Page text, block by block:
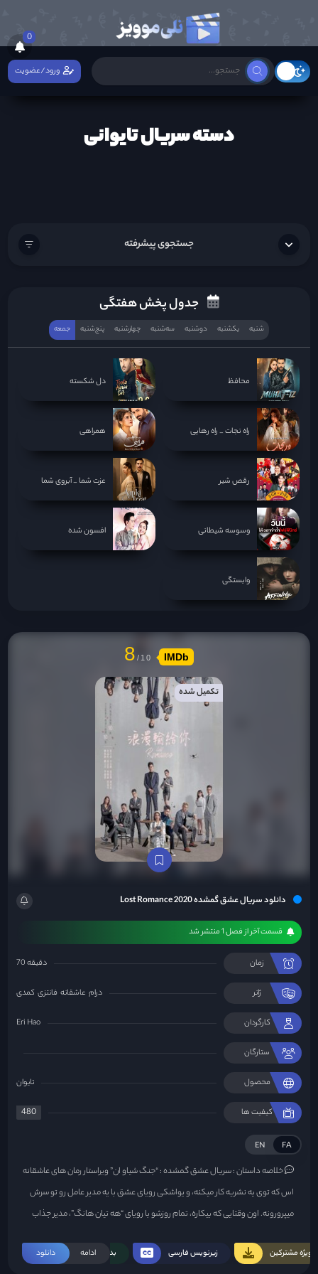
0
ورود/عضویت
دسته سریال تایوانی
جستجوی پیشرفته
جدول پخش هفتگی
شنبه یکشنبه دوشنبه سه‌‌شنبه چهارشنبه پنج‌شنبه جمعه
محافظ دل شکسته
راه نجات _ راه رهایی همراهی
رقص شیر عزت شما _ آبروی شما
وسوسه شیطانی افسون شده
وابستگی
دانلود سریال عشق گمشده Lost Romance 2020
قسمت آخر از فصل 1 منتشر شد
زمان 70 دقیقه
ژانر درام عاشقانه فانتزی کمدی
کارگردان Eri Hao
ستارگان
محصول تایوان
کیفیت ها 480
FA
EN
خلاصه داستان :سریال عشق گمشده : “جنگ شیاو ان” ویراستار رمان های عاشقانه
اس که توی یه نشریه کار میکنه، و یواشکی رویای عشق با یه مدیر عامل رو تو سرش
میپرورونه. اون وقتایی که بیکاره، تمام روزشو با رویای “هه تیان هانگ”، مدیر جذاب
شیاو ان” با جادو داخل یه رمان عاشقانه میره و با دوستش “هه تیان هانگ” رو به رو
ادامه دانلود ویژه مشترکین زیرنویس فارسی بدون سانسور
8 IMDb
تکمیل شده